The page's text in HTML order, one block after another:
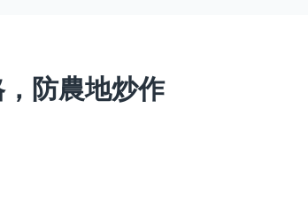
防農地炒作